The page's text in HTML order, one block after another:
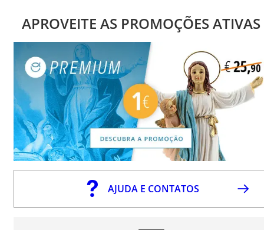
APROVEITE AS PROMOÇÕES ATIVAS
AJUDA E CONTATOS